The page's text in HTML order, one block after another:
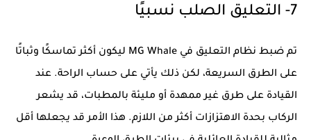
7- التعليق الصلب نسبيًا
تم ضبط نظام التعليق في MG Whale ليكون أكثر تماسكًا وثباتًا
على الطرق السريعة، لكن ذلك يأتي على حساب الراحة. عند
القيادة على طرق غير ممهدة أو مليئة بالمطبات، قد يشعر
الركاب بحدة الاهتزازات أكثر من اللازم. هذا الأمر قد يجعلها أقل